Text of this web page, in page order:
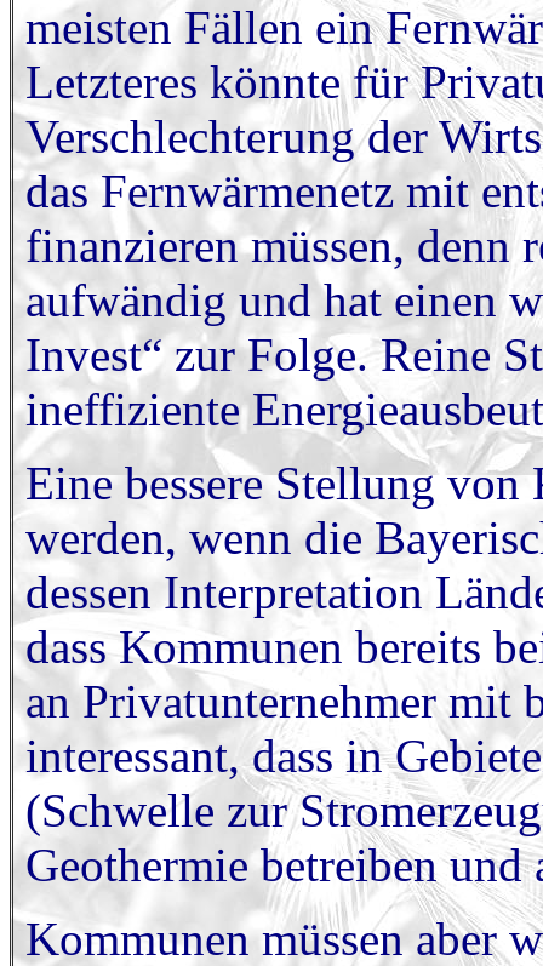
meisten Fällen ein
Letzteres könnte für
Verschlechterung der
das Fernwärmenetz mit
finanzieren müssen, denn
aufwändig und hat einen
Invest“ zur Folge. Reine
ineffiziente
Eine bessere Stellung
werden, wenn die
dessen Interpretation
dass Kommunen bereits
an Privatunternehmer mit
interessant, dass in
(Schwelle zur
Geothermie betreiben und
Kommunen müssen aber